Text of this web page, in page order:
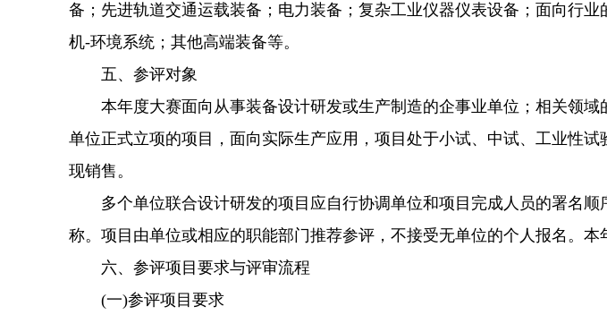
备；先进轨道交通运载装备；电力装备；复杂工业仪器仪表设备；面向行
机-环境系统；其他高端装备等。
五、参评对象
本年度大赛面向从事装备设计研发或生产制造的企事业单位；相关领域
单位正式立项的项目，面向实际生产应用，项目处于小试、中试、工业性
现销售。
多个单位联合设计研发的项目应自行协调单位和项目完成人员的署名顺
称。项目由单位或相应的职能部门推荐参评，不接受无单位的个人报名。本
六、参评项目要求与评审流程
(一)参评项目要求